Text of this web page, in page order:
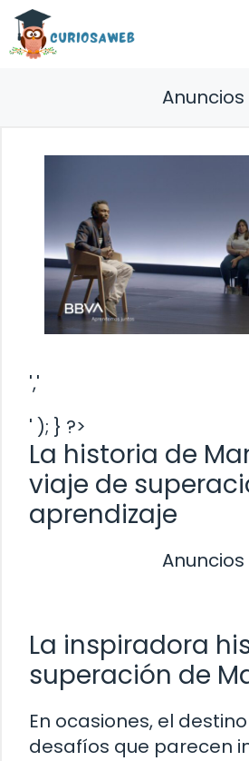
Saltar
contenido
Anuncios
','
' ); } ?>
La historia de
viaje de
aprendizaje
Anuncios
La inspiradora
superación de
En ocasiones, el
desafíos que parecen